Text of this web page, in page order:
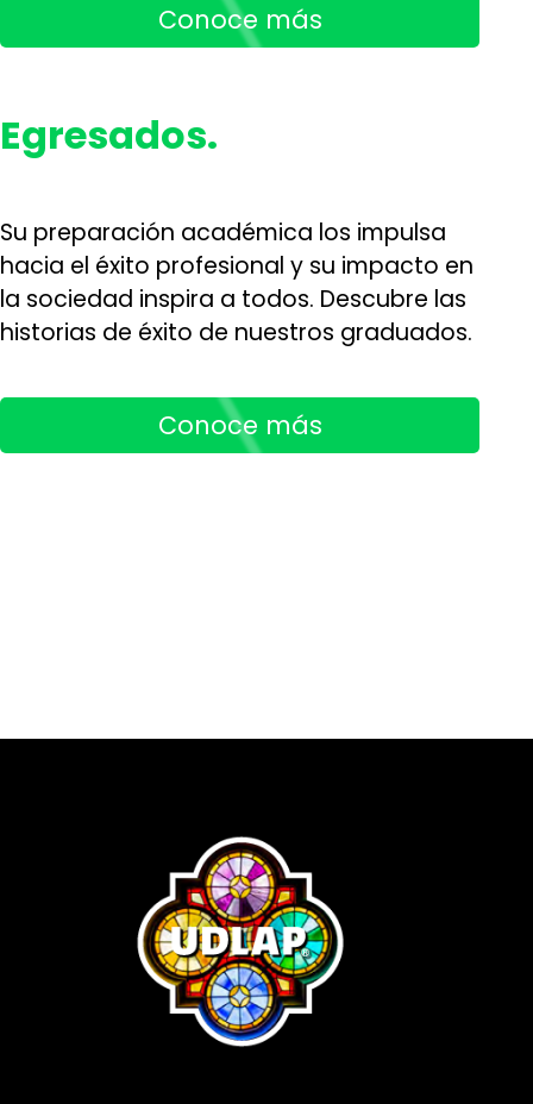
Conoce más
Egresados.
Su preparación académica los impulsa
hacia el éxito profesional y su impacto en
la sociedad inspira a todos. Descubre las
historias de éxito de nuestros graduados.
Conoce más